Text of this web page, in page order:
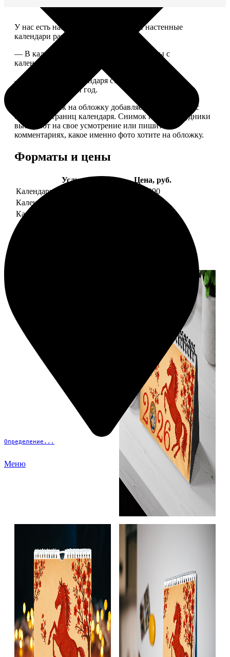
Определение...
Меню
У нас есть настольные, магнитные и настенные
календари разных размеров.
— В календаре 13 листов: обложка+листы с
календарной сеткой.
— Обложка для календаря стандартная, дизайн
обновляем каждый год.
— В кружочек на обложку добавляем фотографию с
одной из страниц календаря. Снимок наши сотрудники
выбирают на свое усмотрение или пишите в
комментариях, какое именно фото хотите на обложку.
Форматы и цены
Услуга
Цена, руб.
Календарь настенный
от 1290
Календарь "домик"
Календарь магнитный отрывной